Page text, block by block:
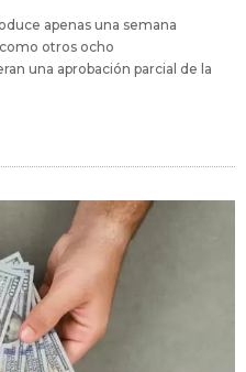
apenas una semana
otros ocho
una aprobación parcial de la